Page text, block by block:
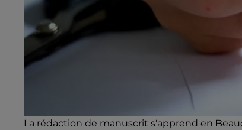
La rédaction de manuscrit s'apprend en